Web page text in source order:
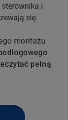
i
się.
montażu
pełną